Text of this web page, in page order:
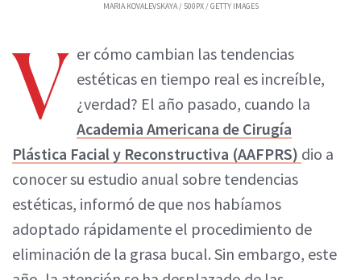
MARIA KOVALEVSKAYA / 500PX / GETTY IMAGES
V er cómo cambian las tendencias
estéticas en tiempo real es increíble,
¿verdad? El año pasado, cuando la
Academia Americana de Cirugía
Plástica Facial y Reconstructiva (AAFPRS) dio a
conocer su estudio anual sobre tendencias
estéticas, informó de que nos habíamos
adoptado rápidamente el procedimiento de
eliminación de la grasa bucal. Sin embargo, este